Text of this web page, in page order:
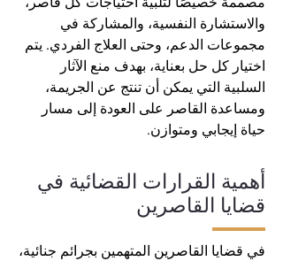
والاستشارة النفسية، والمشاركة في
مجموعات الدعم، وحتى العلاج الفردي. يتم
اختيار كل حل بعناية، بهدف منع الآثار
السلبية التي يمكن أن تنتج عن الجريمة،
ومساعدة القاصر على العودة إلى مسار
حياة إيجابي ومتوازن.
أهمية القرارات القضائية في
قضايا القاصرين
في قضايا القاصرين المتهمين بجرائم جنائية،